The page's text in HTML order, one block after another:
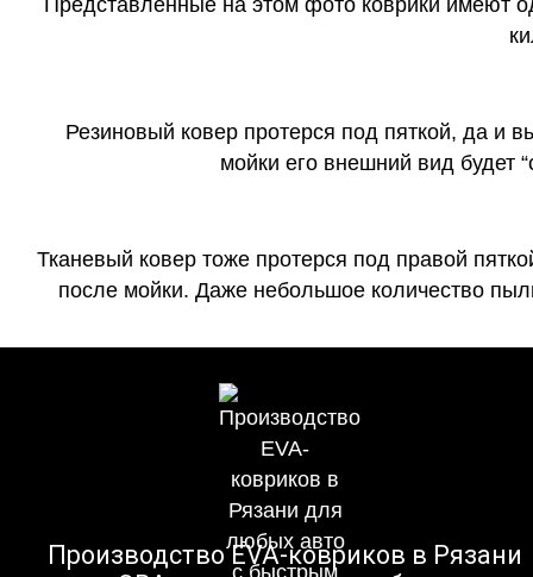
Резиновый ковер протерся под пяткой, да и
мойки его внешний вид будет
Тканевый ковер тоже протерся под правой
после мойки. Даже небольшое количество
Производство EVA-ковриков в Рязани